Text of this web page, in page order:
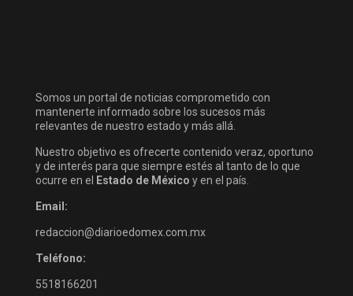
Somos un portal de noticias comprometido con
mantenerte informado sobre los sucesos más
relevantes de nuestro estado y más allá.
Nuestro objetivo es ofrecerte contenido veraz, oportuno
y de interés para que siempre estés al tanto de lo que
ocurre en el
Estado de México y en el país.
Email:
redaccion@diarioedomex.com.mx
Teléfono:
5518166201